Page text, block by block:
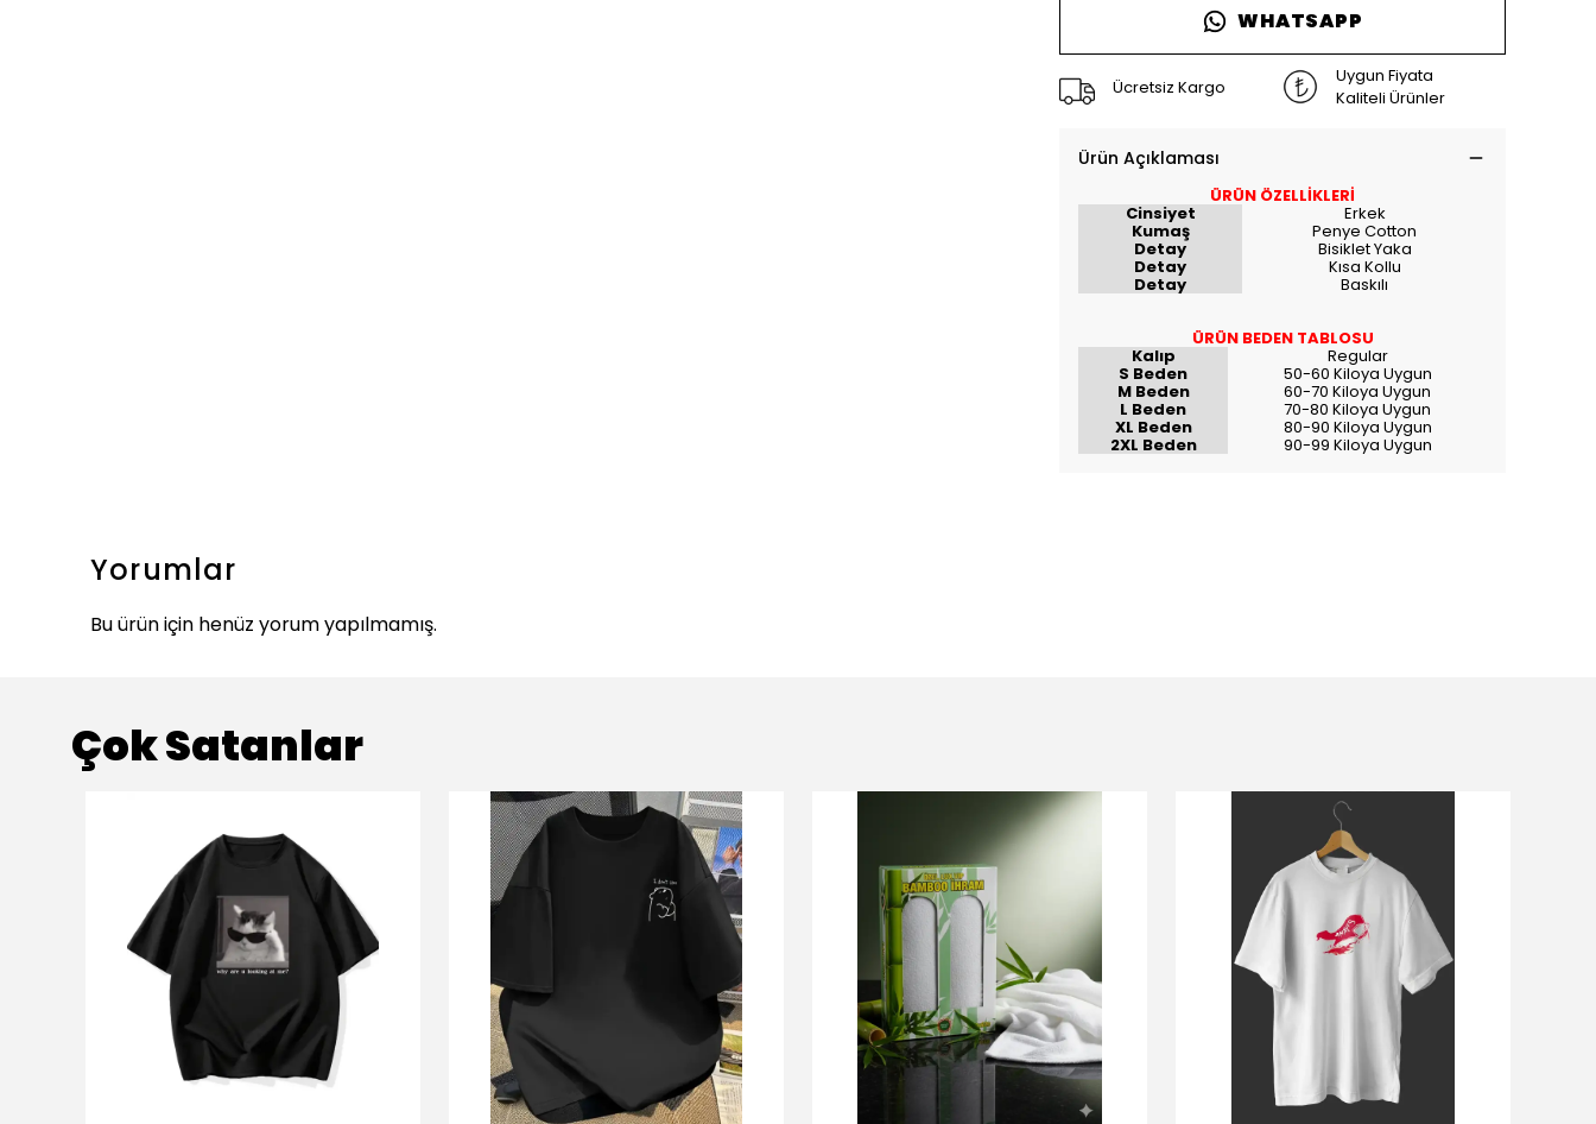
WHATSAPP
Ücretsiz Kargo
Uygun Fiyata
Kaliteli Ürünler
Ürün Açıklaması
ÜRÜN ÖZELLİKLERİ
Cinsiyet Erkek
Kumaş Penye Cotton
Detay Bisiklet Yaka
Detay Kısa Kollu
Detay Baskılı
ÜRÜN BEDEN TABLOSU
Kalıp Regular
S Beden 50-60 Kiloya Uygun
M Beden 60-70 Kiloya Uygun
L Beden 70-80 Kiloya Uygun
XL Beden 80-90 Kiloya Uygun
2XL Beden 90-99 Kiloya Uygun
Yorumlar
Bu ürün için henüz yorum yapılmamış.
Çok Satanlar